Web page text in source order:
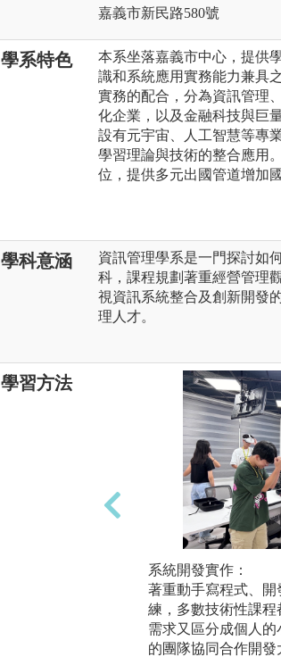
嘉義市新民路580號
學系特色
本系坐落嘉義市中心，提供
識和系統應用實務能力兼具
實務的配合，分為資訊管理
化企業，以及金融科技與巨
設有元宇宙、人工智慧等專
學習理論與技術的整合應用
位，提供多元出國管道增加
學科意涵
資訊管理學系是一門探討如
科，課程規劃著重經營管理
視資訊系統整合及創新開發
理人才。
學習方法
系統開發實作：
著重動手寫程式、開
練，多數技術性課
需求又區分成個人的
的團隊協同合作開發